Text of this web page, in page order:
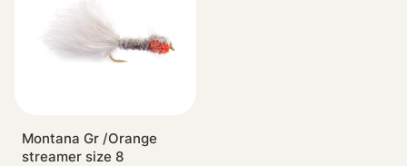
Montana Gr /Orange
streamer size 8